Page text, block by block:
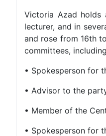
Victoria Azad holds
lecturer, and in
and rose from 16th
committees,
• Spokesperson for
• Advisor to the
• Member of the
• Spokesperson for